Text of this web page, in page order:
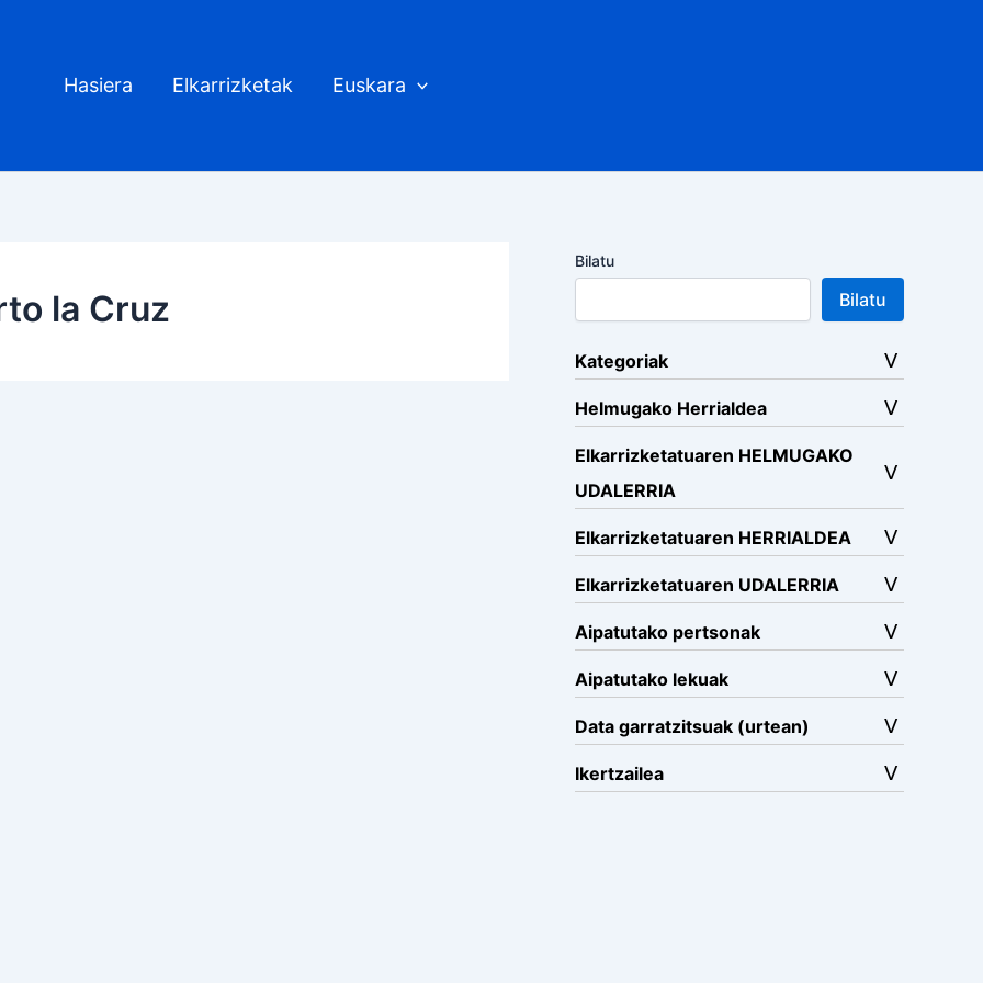
Hasiera Elkarrizketak Euskara
la Cruz
Bilatu
Bilatu
Kategoriak
Helmugako Herrialdea
Elkarrizketatuaren HELMUGAKO
UDALERRIA
Elkarrizketatuaren HERRIALDEA
Elkarrizketatuaren UDALERRIA
Aipatutako pertsonak
Aipatutako lekuak
Data garratzitsuak (urtean)
Ikertzailea